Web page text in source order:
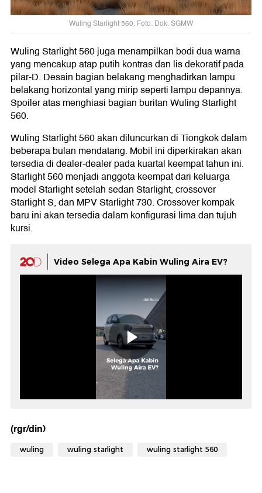
Wuling Starlight 560. Foto: Dok. SGMW
Wuling Starlight 560 juga menampilkan bodi dua warna
yang mencakup atap putih kontras dan lis dekoratif pada
pilar-D. Desain bagian belakang menghadirkan lampu
belakang horizontal yang mirip seperti lampu depannya.
Spoiler atas menghiasi bagian buritan Wuling Starlight
560.
Wuling Starlight 560 akan diluncurkan di Tiongkok dalam
beberapa bulan mendatang. Mobil ini diperkirakan akan
tersedia di dealer-dealer pada kuartal keempat tahun ini.
Starlight 560 menjadi anggota keempat dari keluarga
model Starlight setelah sedan Starlight, crossover
Starlight S, dan MPV Starlight 730. Crossover kompak
baru ini akan tersedia dalam konfigurasi lima dan tujuh
kursi.
Video Selega Apa Kabin Wuling Aira EV?
(rgr/din)
wuling wuling starlight wuling starlight 560